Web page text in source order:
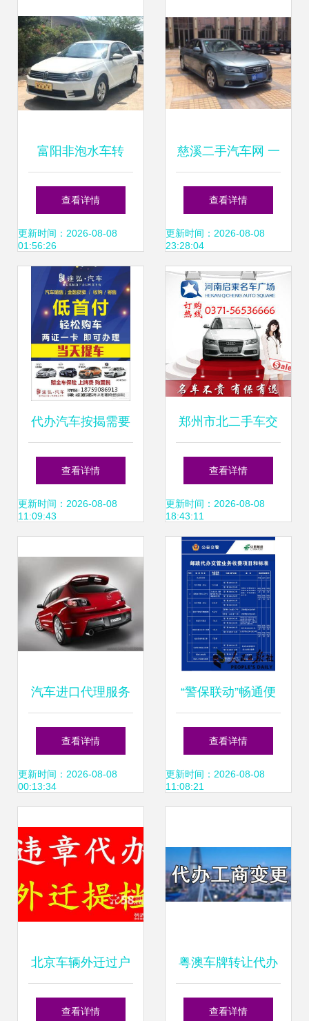
富阳非泡水车转
让，安心过户一步
到位
查看详情
更新时间：2026-08-08
01:56:26
慈溪二手汽车网 一
站式解决高价收
购、寄卖、评估、
按揭、代办过户与
上牌服务
查看详情
更新时间：2026-08-08
23:28:04
代办汽车按揭需要
注意什么？易车为
您详解
查看详情
更新时间：2026-08-08
11:09:43
郑州市北二手车交
易市场位置及路线
指南与年检须知
查看详情
更新时间：2026-08-08
18:43:11
汽车进口代理服务
全解析 从货源到按
揭一站式指南
查看详情
更新时间：2026-08-08
00:13:34
“警保联动”畅通便
民路 青岛代办机动
车过户措施接地
查看详情
更新时间：2026-08-08
11:08:21
北京车辆外迁过户
提档转籍与异地验
查看详情
粤澳车牌转让代办
及按揭手续全攻略
查看详情